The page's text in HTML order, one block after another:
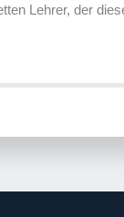
Lehrer, der